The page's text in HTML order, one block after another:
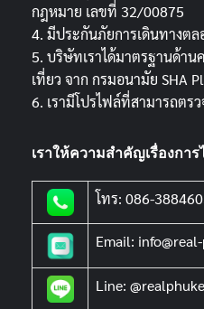
กฎหมาย เลขที่ 32/00875
4. มีประกันภัยการเดินทางต
5. บริษัทเราได้มาตรฐานด้า
เที่ยว จาก กรมอนามัย SHA
6. เรามีโปรไฟล์ที่สามารถตร
เราให้ความสำคัญเรื่องกา
โทร: 086-
Email:
Line: